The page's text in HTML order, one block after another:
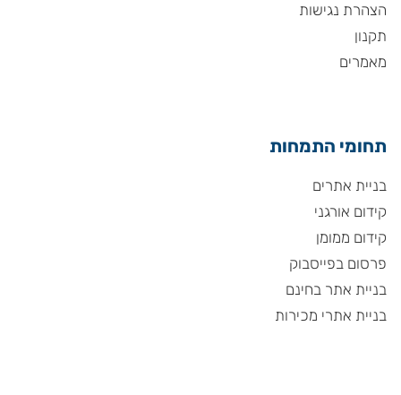
הצהרת נגישות
תקנון
מאמרים
תחומי התמחות
בניית אתרים
קידום אורגני
קידום ממומן
פרסום בפייסבוק
בניית אתר בחינם
בניית אתרי מכירות